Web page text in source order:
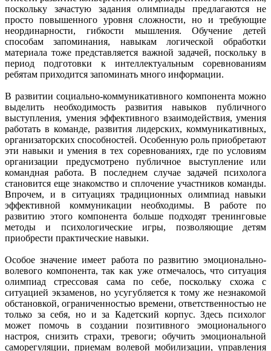
поскольку зачастую задания олимпиады предлагаются не
просто повышенного уровня сложности, но и требующие
неординарности, гибкости мышления. Обучение детей
способам запоминания, навыкам логической обработки
материала тоже представляется важной задачей, поскольку в
период подготовки к интеллектуальным соревнованиям
ребятам приходится запоминать много информации.
В развитии социально-коммуникативного компонента можно
выделить необходимость развития навыков публичного
выступления, умения эффективного взаимодействия, умения
работать в команде, развития лидерских, коммуникативных,
организаторских способностей. Особенную роль приобретают
эти навыки и умения в тех соревнованиях, где по условиям
организации предусмотрено публичное выступление или
командная работа. В последнем случае задачей психолога
становится еще знакомство и сплочение участников команды.
Впрочем, и в ситуациях традиционных олимпиад навыки
эффективной коммуникации необходимы. В работе по
развитию этого компонента больше подходят тренинговые
методы и психологические игры, позволяющие детям
приобрести практические навыки.
Особое значение имеет работа по развитию эмоционально-
волевого компонента, так как уже отмечалось, что ситуация
олимпиад стрессовая сама по себе, поскольку схожа с
ситуацией экзаменов, но усугубляется к тому же незнакомой
обстановкой, ограниченностью времени, ответственностью не
только за себя, но и за Кадетский корпус. Здесь психолог
может помочь в создании позитивного эмоционального
настроя, снизить страхи, тревоги; обучить эмоциональной
саморегуляции, приемам волевой мобилизации, управления